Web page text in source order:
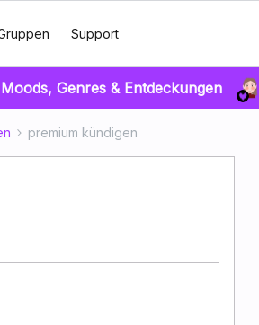
Support
Genres & Entdeckungen
premium kündigen